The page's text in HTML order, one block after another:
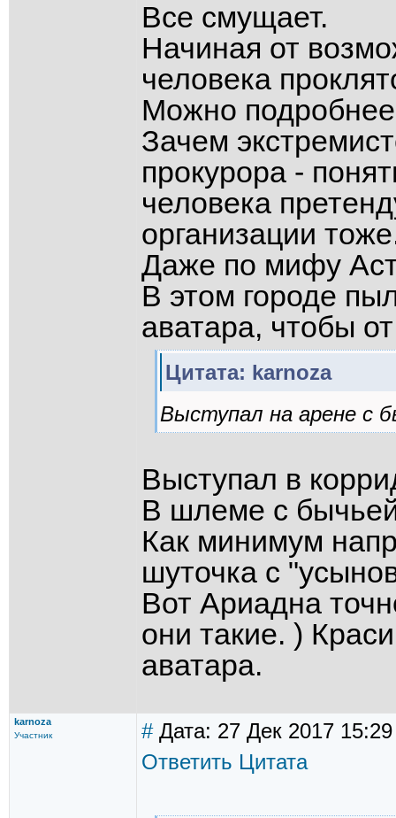
Все смущает.
Начиная от
человека
Можно
Зачем
прокурора -
человека
организации
Даже по мифу
В этом городе
аватара, чтобы
Цитата: karnoza
Выступал на арене с
Выступал в
В шлеме с
Как минимум
шуточка с
Вот Ариадна
они такие. )
аватара.
karnoza
Участник #Дата: 27 Дек 2017 15:29
Ответить Цитата